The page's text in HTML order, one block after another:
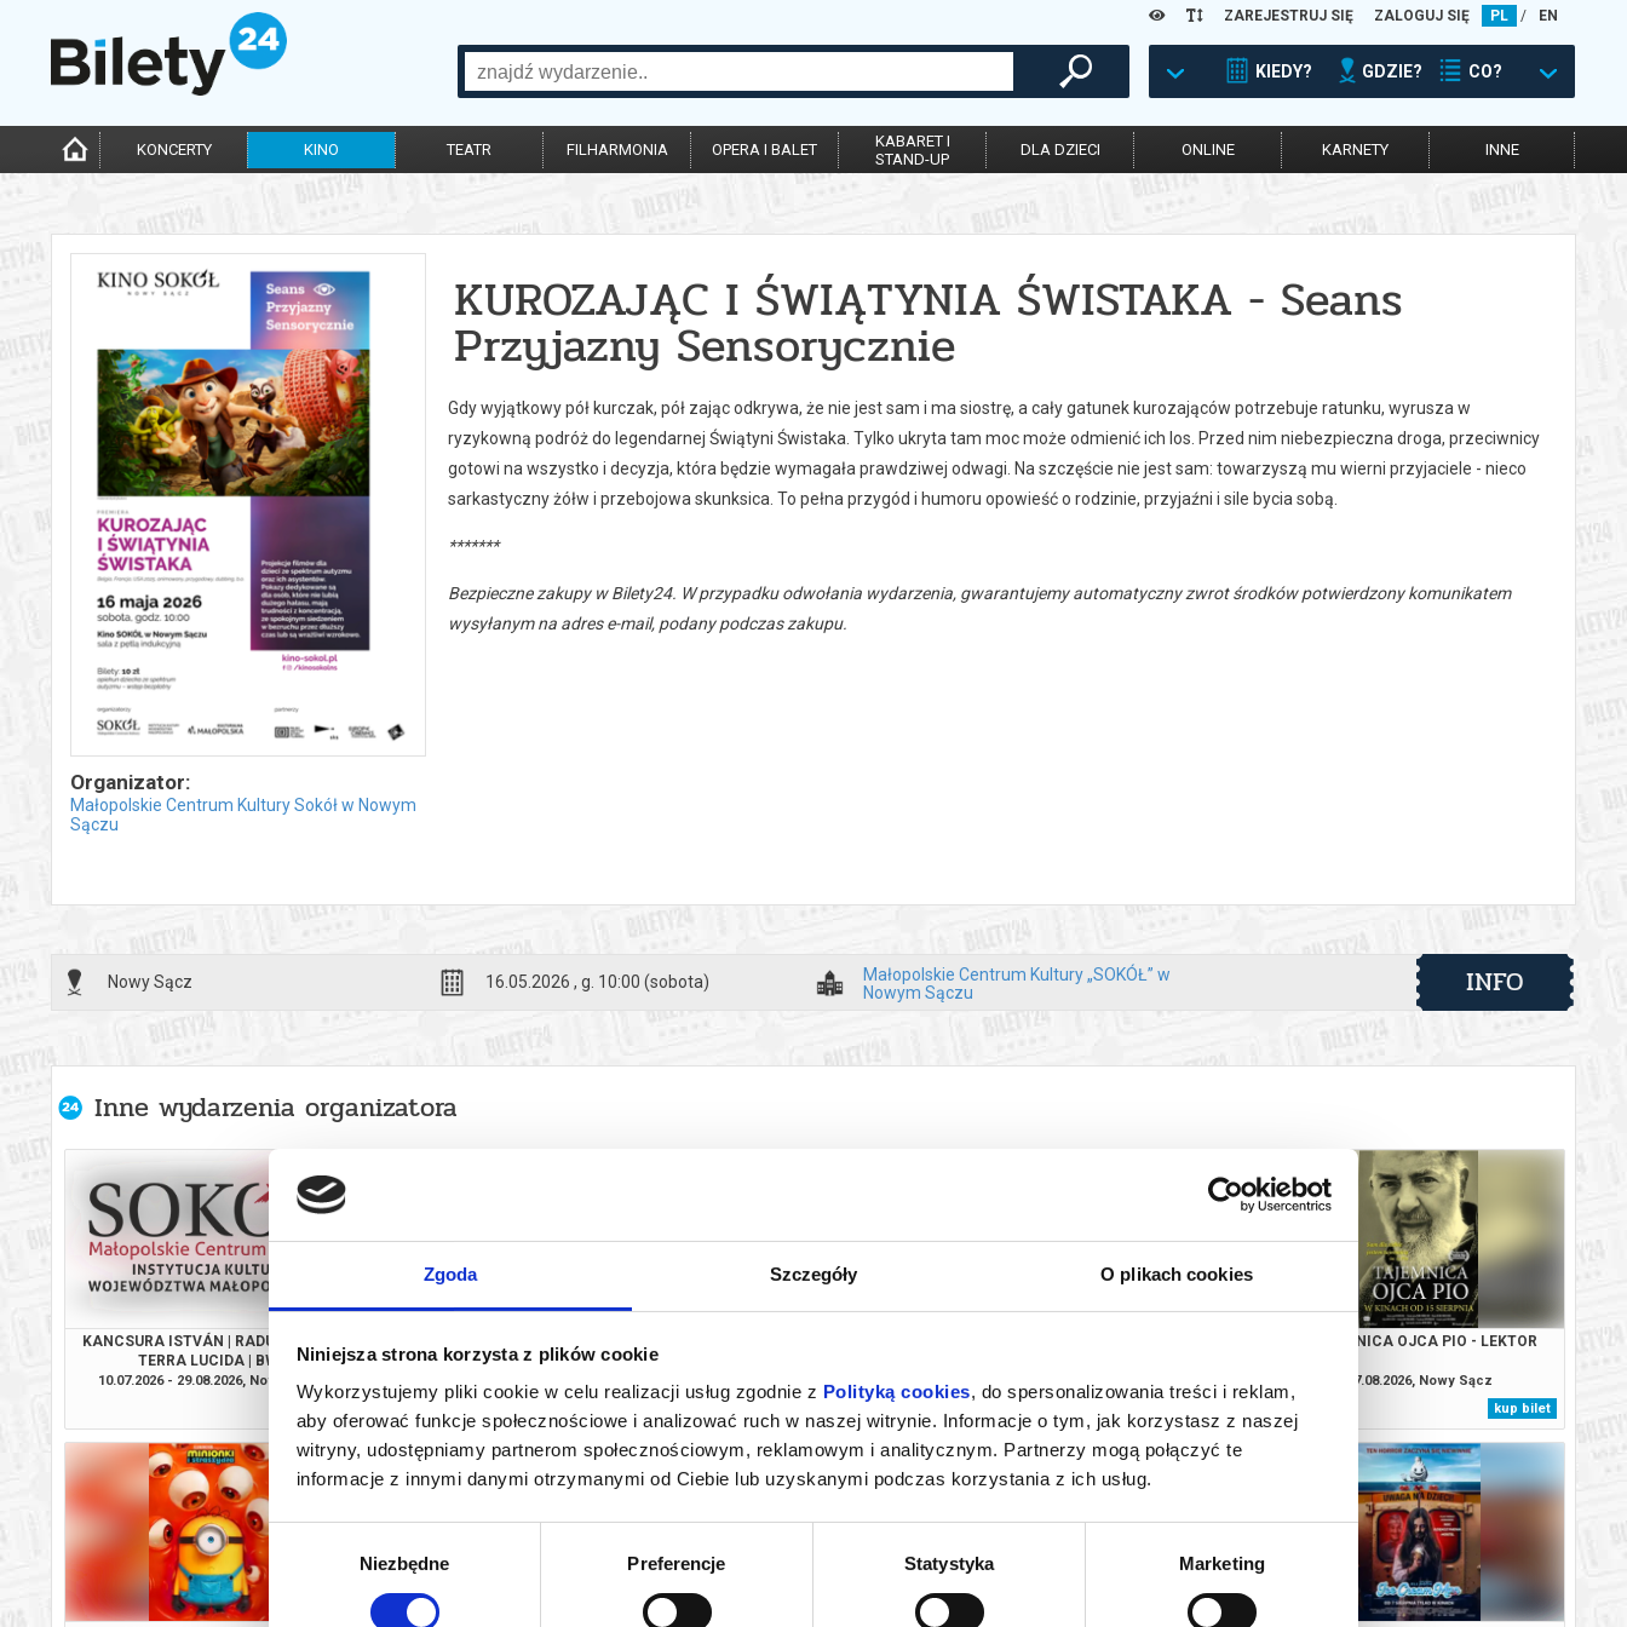
Zgoda Szczegóły O plikach cookies
Niniejsza strona korzysta z plików cookie
Wykorzystujemy pliki cookie w celu realizacji usług zgodnie z Polityką cookies, do spersonalizowania treści i reklam,
aby oferować funkcje społecznościowe i analizować ruch w naszej witrynie. Informacje o tym, jak korzystasz z naszej
witryny, udostępniamy partnerom społecznościowym, reklamowym i analitycznym. Partnerzy mogą połączyć te
informacje z innymi danymi otrzymanymi od Ciebie lub uzyskanymi podczas korzystania z ich usług.
Wybór
Niezbędne Preferencje Statystyka Marketing
ZAREJESTRUJ SIĘ ZALOGUJ SIĘ PL / EN
KIEDY? GDZIE? CO?
KONCERTY KINO TEATR FILHARMONIA OPERA I BALET
KABARET I
STAND-UP
DLA DZIECI ONLINE KARNETY INNE
Organizator:
Małopolskie Centrum Kultury Sokół w Nowym
Sączu
KUROZAJĄC I ŚWIĄTYNIA ŚWISTAKA - Seans
Przyjazny Sensorycznie
Gdy wyjątkowy pół kurczak, pół zając odkrywa, że nie jest sam i ma siostrę, a cały gatunek kurozająców potrzebuje ratunku, wyrusza w
ryzykowną podróż do legendarnej Świątyni Świstaka. Tylko ukryta tam moc może odmienić ich los. Przed nim niebezpieczna droga, przeciwnicy
gotowi na wszystko i decyzja, która będzie wymagała prawdziwej odwagi. Na szczęście nie jest sam: towarzyszą mu wierni przyjaciele - nieco
sarkastyczny żółw i przebojowa skunksica. To pełna przygód i humoru opowieść o rodzinie, przyjaźni i sile bycia sobą.
*******
Bezpieczne zakupy w Bilety24. W przypadku odwołania wydarzenia, gwarantujemy automatyczny zwrot środków potwierdzony komunikatem
wysyłanym na adres e-mail, podany podczas zakupu.
Nowy Sącz 16.05.2026 , g. 10:00 (sobota)
Małopolskie Centrum Kultury „SOKÓŁ” w
Nowym Sączu
INFO
Inne wydarzenia organizatora
KANCSURA ISTVÁN | RADU ŞERBAN |
TERRA LUCIDA | BWA
10.07.2026 - 29.08.2026, Nowy Sącz
2D DUBBING
TAJEMNICA OJCA PIO - LEKTOR
07.08.2026, Nowy Sącz
kup bilet